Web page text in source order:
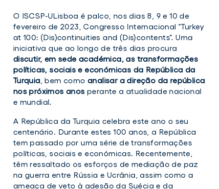
Transformações
políticas,
e
económicas
da
República
Turquia
em
discussão
em
O ISCSP-ULisboa é palco, nos dias 8, 9 e 10 de
fevereiro de 2023, Congresso Internacional "Turkey
at 100: (Dis)continuities and (Dis)contents". Uma
iniciativa que ao longo de três dias procura
discutir, em sede académica, as transformações
políticas, sociais e económicas da República da
Turquia , bem comoanalisar a direção da república
nos próximos anos perante a atualidade nacional
e mundial.
A República da Turquia celebra este ano o seu
centenário. Durante estes 100 anos, a República
tem passado por uma série de transformações
políticas, sociais e económicas. Recentemente,
têm ressaltado os esforços de mediação de paz
na guerra entre Rússia e Ucrânia, assim como a
ameaça de veto à adesão da Suécia e da